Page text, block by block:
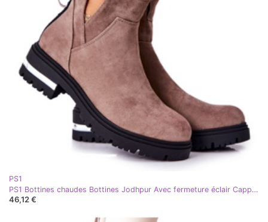
PS1
PS1 Bottines chaudes Bottines Jodhpur Avec fermeture éclair Cappucino My Way kaki
46,12 €